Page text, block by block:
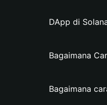
DApp di
Bagaimana
Bagaimana